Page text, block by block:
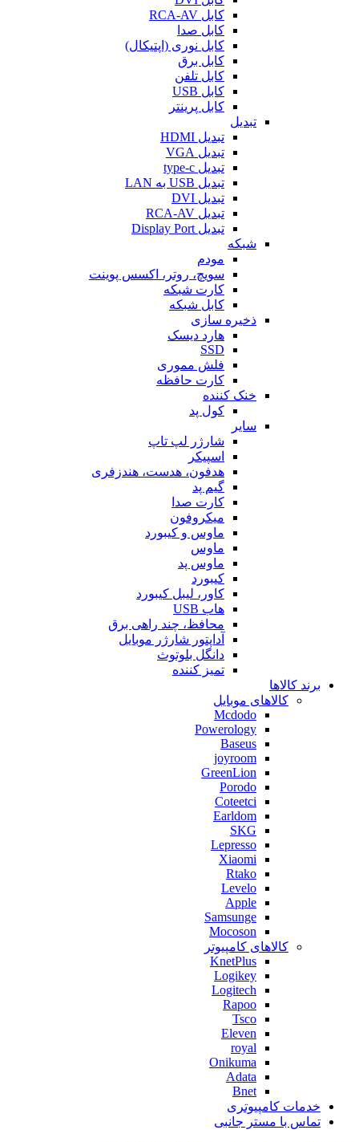
کابل RCA-AV
کابل صدا
کابل نوری (اپتیکال)
کابل برق
کابل تلفن
کابل USB
کابل پرینتر
تبدیل
تبدیل HDMI
تبدیل VGA
تبدیل type-c
تبدیل USB به LAN
تبدیل DVI
تبدیل RCA-AV
تبدیل Display Port
شبکه
مودم
سویچ، روتر، اکسس پوینت
کارت شبکه
کابل شبکه
ذخیره سازی
هارد دیسک
SSD
فلش مموری
کارت حافظه
خنک کننده
کول پد
سایر
شارژر لپ تاپ
اسپیکر
هدفون، هدست، هندزفری
گیم پد
کارت صدا
میکروفون
ماوس و کیبورد
ماوس
ماوس پد
کیبورد
کاور، لیبل کیبورد
هاب USB
محافظ، چند راهی برق
آداپتور شارژر موبایل
دانگل بلوتوث
تمیز کننده
برند کالاها
کالاهای موبایل
Mcdodo
Powerology
Baseus
joyroom
GreenLion
Porodo
Coteetci
Earldom
SKG
Lepresso
Xiaomi
Rtako
Levelo
Apple
Samsunge
Mocoson
کالاهای کامپیوتر
KnetPlus
Logikey
Logitech
Rapoo
Tsco
Eleven
royal
Onikuma
Adata
Bnet
خدمات کامپیوتری
تماس با مستر جانبی